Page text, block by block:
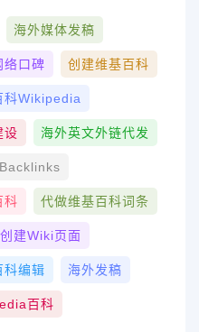
海外媒体发稿
络口碑 创建维基百科
科wikipedia
设 海外英文外链代发
科 代做维基百科词条
创建wiki页面
科编辑 海外发稿
百科